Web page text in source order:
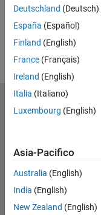
Deutschland (Deutsch)
España (Español)
Finland (English)
France (Français)
Ireland (English)
Italia (Italiano)
Luxembourg (English)
Asia-Pacifico
Australia (English)
India (English)
New Zealand (English)
MathWorks
Accelerating the pace of
Prova o Acquista
Scopri i nostri prodotti